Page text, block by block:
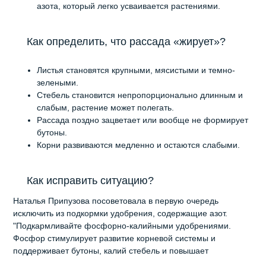
азота, который легко усваивается растениями.
Как определить, что рассада «жирует»?
Листья становятся крупными, мясистыми и темно-
зелеными.
Стебель становится непропорционально длинным и
слабым, растение может полегать.
Рассада поздно зацветает или вообще не формирует
бутоны.
Корни развиваются медленно и остаются слабыми.
Как исправить ситуацию?
Наталья Припузова посоветовала в первую очередь
исключить из подкормки удобрения, содержащие азот.
"Подкармливайте фосфорно-калийными удобрениями.
Фосфор стимулирует развитие корневой системы и
поддерживает бутоны, калий стебель и повышает